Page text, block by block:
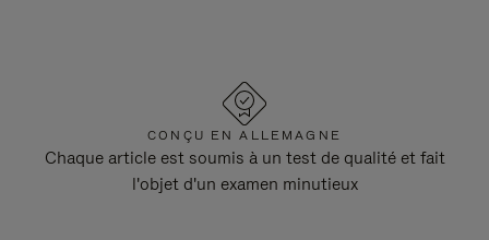
CONÇU EN ALLEMAGNE
Chaque article est soumis à un test de qualité et fait
l'objet d'un examen minutieux